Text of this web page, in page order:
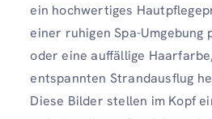
ein hochwertiges
einer ruhigen Spa-
oder eine auffällige
entspannten Strandausflug
Diese Bilder stellen im Kopf